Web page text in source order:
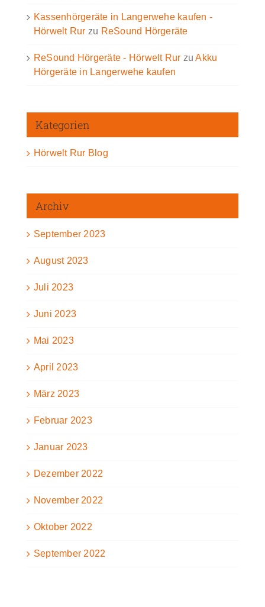
Kassenhörgeräte in Langerwehe kaufen -
Hörwelt Rur zu ReSound Hörgeräte
ReSound Hörgeräte - Hörwelt Rur zuAkku
Hörgeräte in Langerwehe kaufen
Kategorien
Hörwelt Rur Blog
Archiv
September 2023
August 2023
Juli 2023
Juni 2023
Mai 2023
April 2023
März 2023
Februar 2023
Januar 2023
Dezember 2022
November 2022
Oktober 2022
September 2022